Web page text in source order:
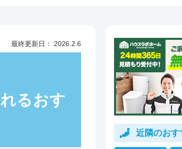
最終更新日： 2026.2.6
るおす
近隣のお